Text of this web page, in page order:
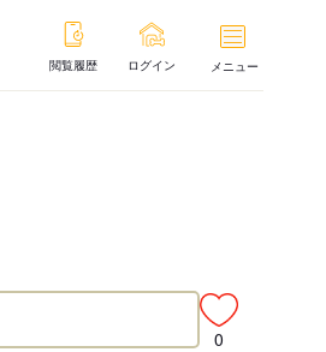
閲覧履歴 ログイン メニュー
0